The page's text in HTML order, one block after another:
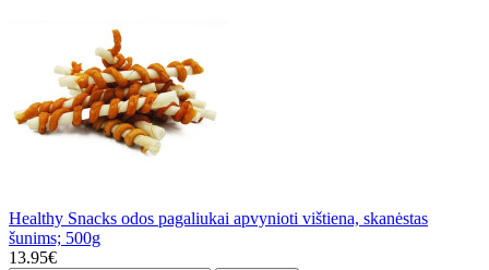
Healthy Snacks odos pagaliukai apvynioti vištiena, skanėstas
šunims; 500g
13.95€